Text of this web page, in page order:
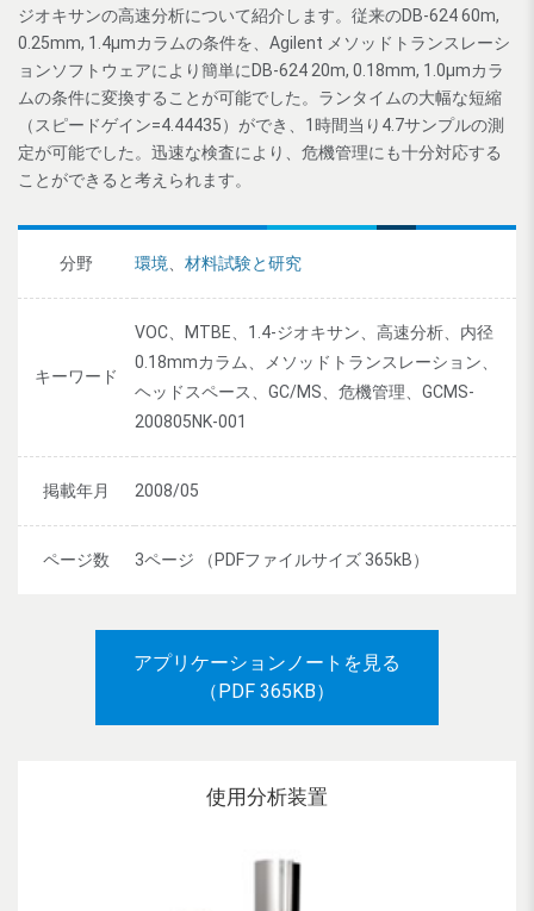
ジオキサンの高速分析について紹介します。従来のDB-624 60m,
0.25mm, 1.4μmカラムの条件を、Agilent メソッドトランスレーシ
ョンソフトウェアにより簡単にDB-624 20m, 0.18mm, 1.0μmカラ
ムの条件に変換することが可能でした。ランタイムの大幅な短縮
（スピードゲイン=4.44435）ができ、1時間当り4.7サンプルの測
定が可能でした。迅速な検査により、危機管理にも十分対応する
ことができると考えられます。
分野 環境 材料試験と研究
キーワード
VOC、MTBE、1.4-ジオキサン、高速分析、内径
0.18mmカラム、メソッドトランスレーション、
ヘッドスペース、GC/MS、危機管理、GCMS-
200805NK-001
掲載年月 2008/05
ページ数 3ページ （PDFファイルサイズ 365kB）
アプリケーションノートを見る
（PDF 365KB）
使用分析装置